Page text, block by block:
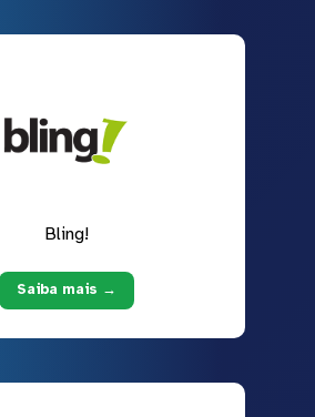
Bling!
Saiba mais →